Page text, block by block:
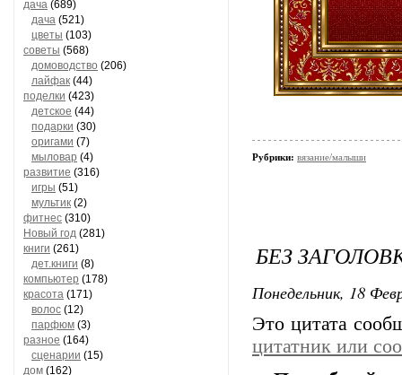
дача (689)
дача (521)
цветы (103)
советы (568)
домоводство (206)
лайфак (44)
поделки (423)
детское (44)
подарки (30)
оригами (7)
мыловар (4)
развитие (316)
игры (51)
мультик (2)
фитнес (310)
Новый год (281)
книги (261)
дет.книги (8)
компьютер (178)
красота (171)
волос (12)
парфюм (3)
разное (164)
сценарии (15)
дом (162)
Рубрики: вязание/малыши
БЕЗ
Понедельник, 18
Это цитата
цитатник или